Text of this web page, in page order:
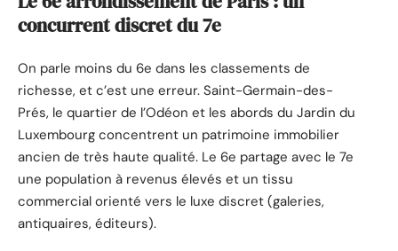
concurrent discret du 7e
On parle moins du 6e dans les classements de
richesse, et c’est une erreur. Saint-Germain-des-
Prés, le quartier de l’Odéon et les abords du Jardin du
Luxembourg concentrent un patrimoine immobilier
ancien de très haute qualité. Le 6e partage avec le 7e
une population à revenus élevés et un tissu
commercial orienté vers le luxe discret (galeries,
antiquaires, éditeurs).